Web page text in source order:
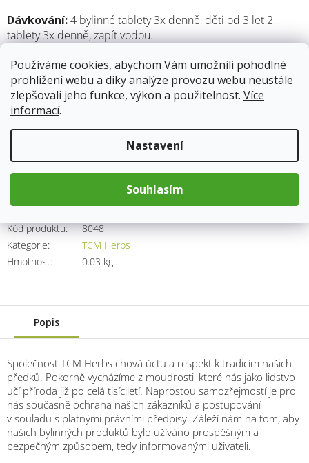
Používáme cookies, abychom Vám umožnili pohodlné
prohlížení webu a díky analýze provozu webu neustále
zlepšovali jeho funkce, výkon a použitelnost. Více
informací.
Nastavení
Souhlasím
Skladem 11.8.2026
Dávkování:4 bylinné tablety 3x denně, děti od 3 let 2
tablety 3x denně, zapít vodou.
Výrobce:Medichin, Belgie
Kód produktu:
8048
Kategorie:
TCM Herbs
Hmotnost: 0.03 kg
400 Kč
Měrná
cena:
Popis
Společnost TCM Herbs chová úctu a respekt k tradicím našich
předků. Pokorně vycházíme z moudrosti, které nás jako lidstvo
učí příroda již po celá tisíciletí. Naprostou samozřejmostí je pro
nás současně ochrana našich zákazníků a postupování
v souladu s platnými právními předpisy. Záleží nám na tom, aby
našich bylinných produktů bylo užíváno prospěšným a
bezpečným způsobem, tedy informovanými uživateli.